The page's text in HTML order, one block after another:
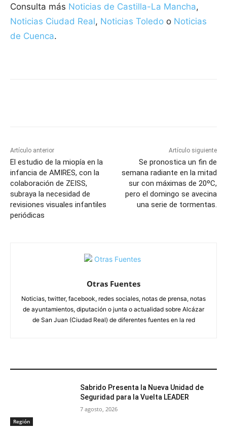
Consulta más Noticias de Castilla-La Mancha,
Noticias Ciudad Real, Noticias Toledo o Noticias
de Cuenca.
Artículo anterior
El estudio de la miopía en la
infancia de AMIRES, con la
colaboración de ZEISS,
subraya la necesidad de
revisiones visuales infantiles
periódicas
Artículo siguiente
Se pronostica un fin de
semana radiante en la mitad
sur con máximas de 20ºC,
pero el domingo se avecina
una serie de tormentas.
Otras Fuentes
Noticias, twitter, facebook, redes sociales, notas de prensa, notas
de ayuntamientos, diputación o junta o actualidad sobre Alcázar
de San Juan (Ciudad Real) de diferentes fuentes en la red
Región
Sabrido Presenta la Nueva Unidad de
Seguridad para la Vuelta LEADER
7 agosto, 2026